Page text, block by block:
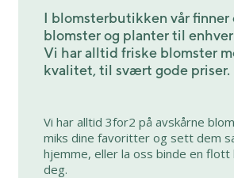
I blomsterbutikken vår finner
blomster og planter til
Vi har alltid friske blomster
kvalitet, til svært gode priser.
Vi har alltid 3for2 på avskårne
miks dine favoritter og sett dem
hjemme, eller la oss binde en
deg.